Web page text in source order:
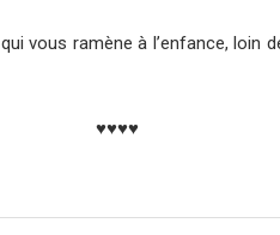
qui vous ramène à l’enfance, loin
♥♥♥♥